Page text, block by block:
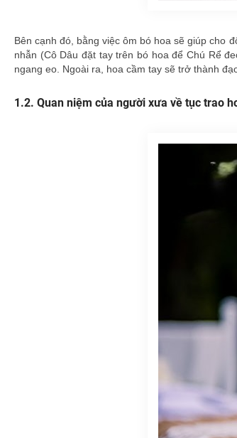
Bên cạnh đó, bằng việc ôm bó hoa sẽ giúp cho
nhẫn (Cô Dâu đặt tay trên bó hoa để Chú Rể
ngang eo. Ngoài ra, hoa cầm tay sẽ trở thành
Quan niệm của người xưa về tục trao